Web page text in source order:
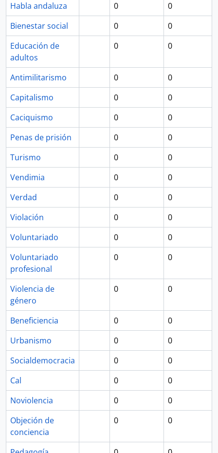
Habla andaluza 0
0
Bienestar social
0
0
Educación de
adultos
0 0
Antimilitarismo 0
0
Capitalismo
0
0
Caciquismo
0
0
Penas de prisión
0
0
Turismo
0
0
Vendimia
0
0
Verdad
0
0
Violación
0
0
Voluntariado
0
0
Voluntariado
profesional
0 0
Violencia de
género
0 0
Beneficiencia 0
0
Urbanismo
0
0
Socialdemocracia
0
0
Cal
0
0
Noviolencia
0
0
Objeción de
conciencia
0 0